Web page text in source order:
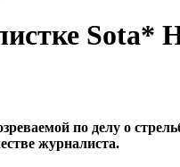
Sota*
по делу о
журналиста.